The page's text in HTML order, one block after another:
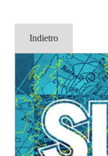
Indietro